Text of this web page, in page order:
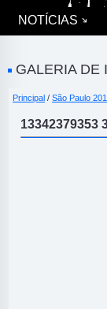
NOTÍCIAS
GALERIA DE
Principal / São Paulo
13342379353